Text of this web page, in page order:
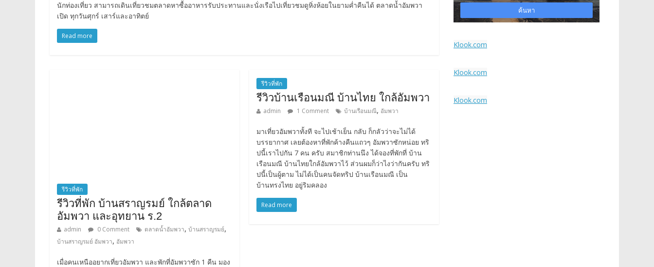
นักท่องเที่ยว สามารถเดินเที่ยวชมตลาดหาซื้ออาหารรับประทานและนั่งเรือไปเที่ยวชมดูหิ่งห้อยในยามค่ำคืนได้ ตลาดน้ำอัมพวา
เปิด ทุกวันศุกร์ เสาร์และอาทิตย์
Read more
รีวิวที่พัก
รีวิวที่พัก บ้านสราญรมย์ ใกล้ตลาด
อัมพวา และอุทยาน ร.2
admin 0 Comment ตลาดน้ำอัมพวา, บ้านสราญรมย์,
บ้านสราญรมย์ อัมพวา, อัมพวา
เมื่อคนเหนืออยากเที่ยวอัมพวา และพักที่อัมพวาซัก 1 คืน มอง
รีวิวที่พัก
รีวิวบ้านเรือนมณี บ้านไทย ใกล้อัมพวา
admin 1 Comment บ้านเรือนมณี, อัมพวา
มาเที่ยวอัมพวาทั้งที จะไปเช้าเย็น กลับ ก็กลัวว่าจะไม่ได้
บรรยากาศ เลยต้องหาที่พักค้างคืนแถวๆ อัมพวาซักหน่อย ทริ
ปนี้เราไปกัน 7 คน ครับ สมาชิกท่านนึง ได้จองที่พักที่ บ้าน
เรือนมณี บ้านไทยใกล้อัมพวาไว้ ส่วนผมก็ว่าไงว่ากันครับ ทริ
ปนี้เป็นผู้ตาม ไม่ได้เป็นคนจัดทริป บ้านเรือนมณี เป็น
บ้านทรงไทย อยู่ริมคลอง
Read more
Klook.com
Klook.com
Klook.com